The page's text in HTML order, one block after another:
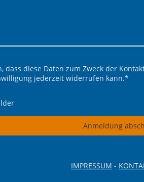
dass diese Daten zum Zweck der
jederzeit widerrufen kann.*
Anmeldung
IMPRESSUM -